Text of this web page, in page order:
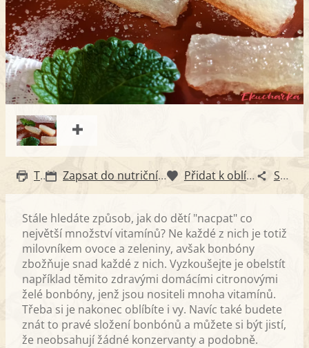
Tisk Zapsat do nutričního diáře Přidat k oblíbeným Sdílet
Stále hledáte způsob, jak do dětí "nacpat" co
největší množství vitamínů? Ne každé z nich je totiž
milovníkem ovoce a zeleniny, avšak bonbóny
zbožňuje snad každé z nich. Vyzkoušejte je obelstít
například těmito zdravými domácími citronovými
želé bonbóny, jenž jsou nositeli mnoha vitamínů.
Třeba si je nakonec oblíbíte i vy. Navíc také budete
znát to pravé složení bonbónů a můžete si být jistí,
že neobsahují žádné konzervanty a podobně.